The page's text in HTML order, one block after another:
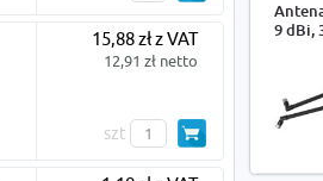
15,88 zł z VAT
12,91 zł netto
szt
9 dBi,